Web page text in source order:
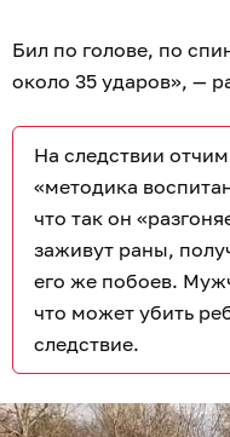
Бил по голове, по
около 35 ударов», —
На следствии
«методика
что так он
заживут раны,
его же побоев.
что может убить
следствие.